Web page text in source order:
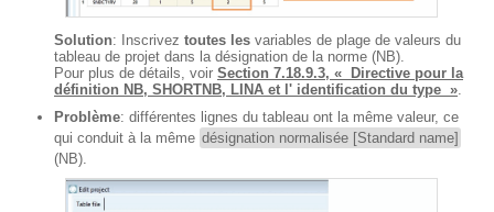
Solution: Inscrivez toutes les variables de plage de valeurs du
tableau de projet dans la désignation de la norme (NB).
Pour plus de détails, voir Section 7.18.9.3, « Directive pour la
définition NB, SHORTNB, LINA et l' identification du type »
Problème: différentes lignes du tableau ont la même valeur, ce
qui conduit à la même désignation normalisée [Standard name]
(NB).